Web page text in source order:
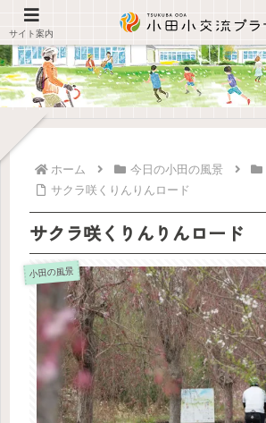
ホーム 今日の小田の風景
サクラ咲くりんりんロード
サクラ咲くりんりんロード
小田の風景